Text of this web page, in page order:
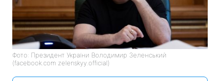
Фото: Президент України Володимир Зеленський
(facebook.com zelenskyy.official)